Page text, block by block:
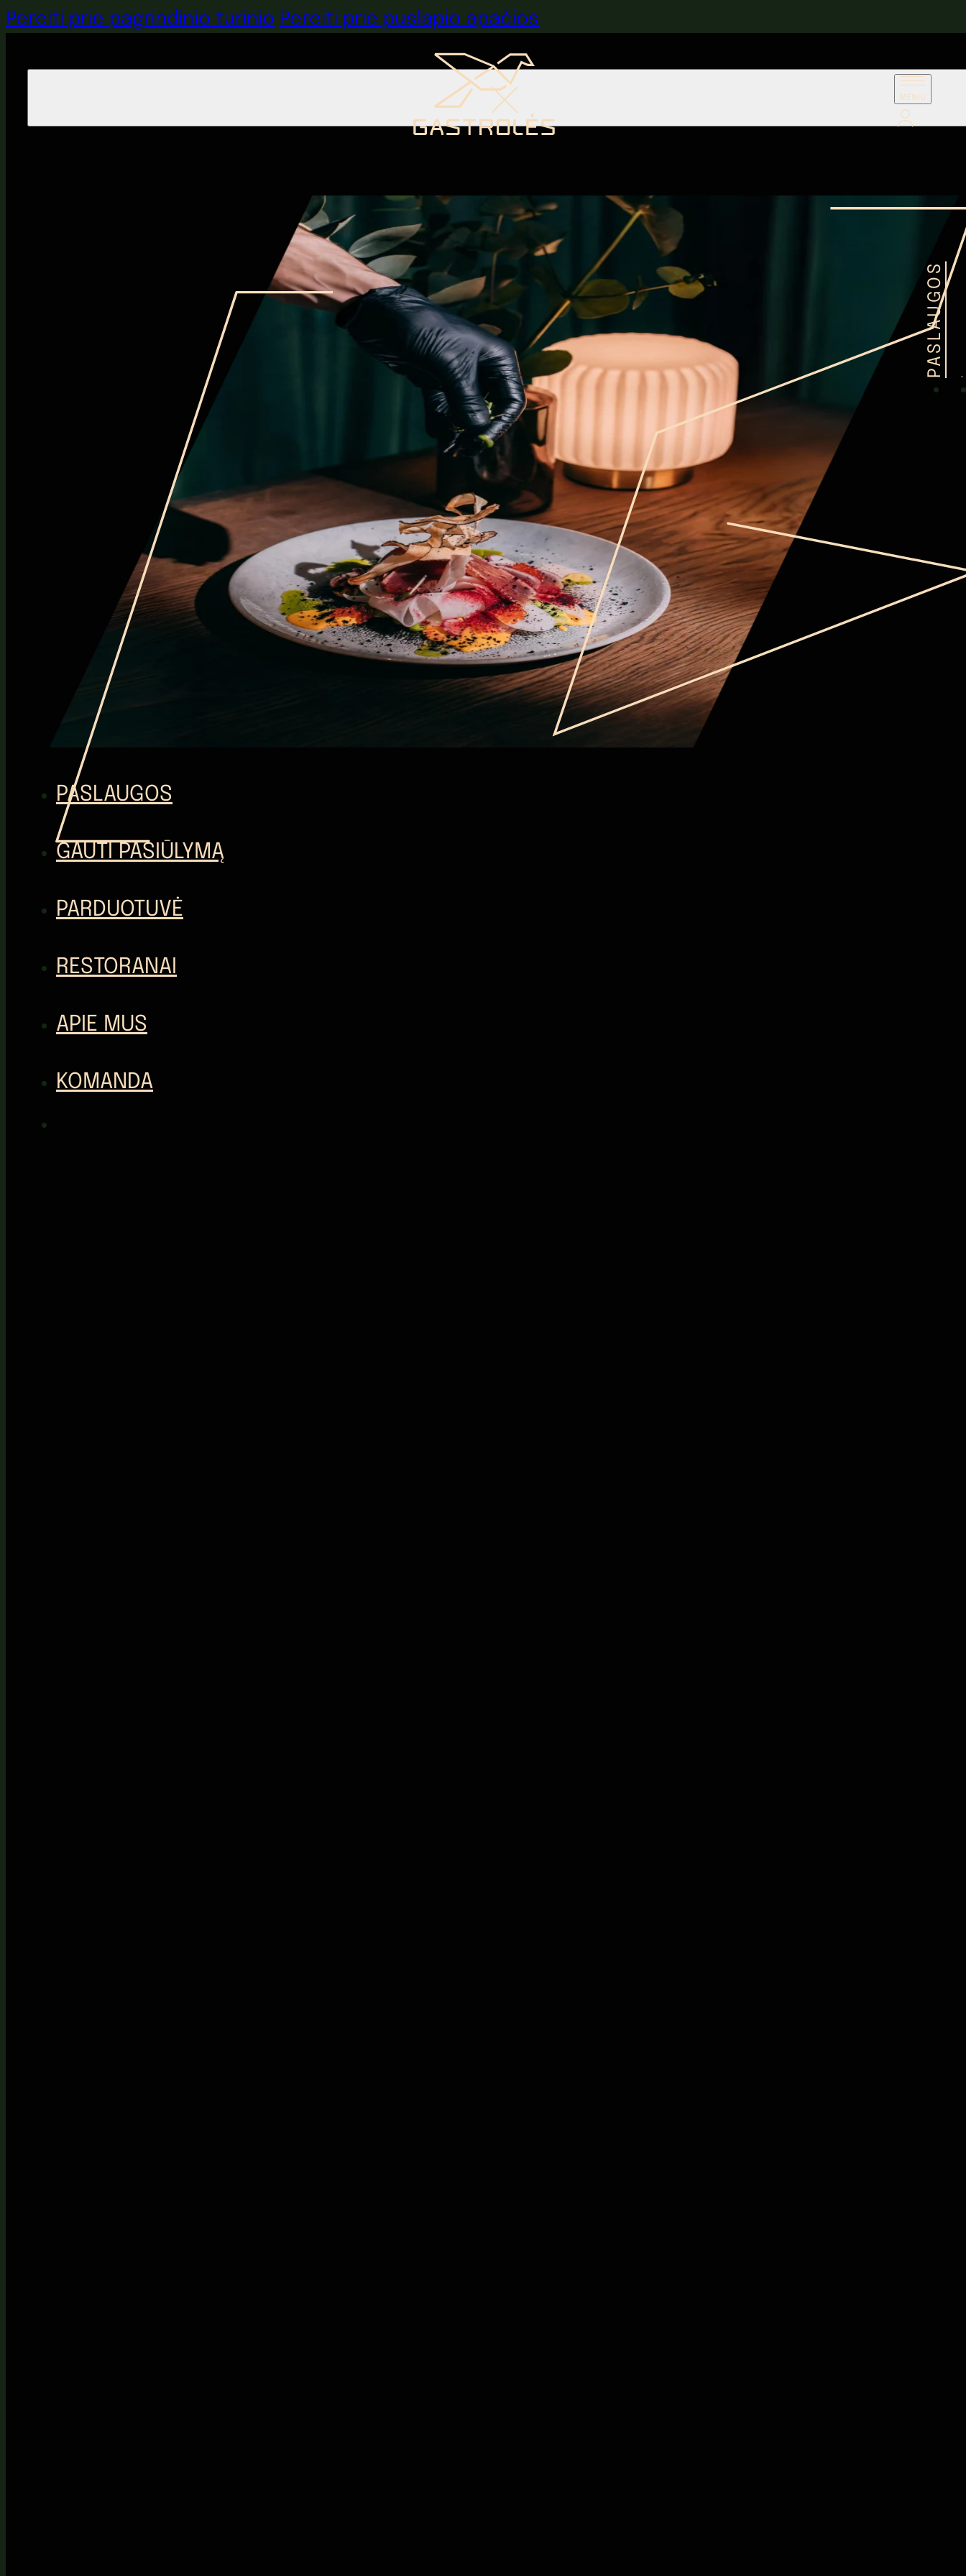
Pereiti prie pagrindinio turinio Pereiti prie puslapio apačios
PASLAUGOS
PASLAUGOS
GAUTI PASIŪLYMĄ
PARDUOTUVĖ
RESTORANAI
APIE MUS
KOMANDA